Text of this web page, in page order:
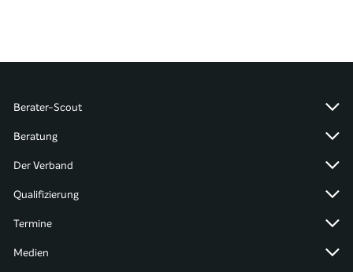
Berater-Scout
Beratung
Der Verband
Qualifizierung
Termine
Medien